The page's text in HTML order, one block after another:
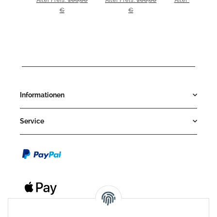
€
€
Informationen
Service